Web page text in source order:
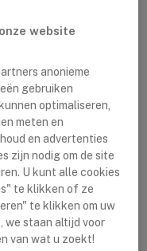
Tafelcamera Voor
website
anonieme
gebruiken
optimaliseren,
meten en
en advertenties
zijn nodig om de site
U kunt alle cookies
te klikken of ze
te klikken om uw
we staan altijd voor
van wat u zoekt!